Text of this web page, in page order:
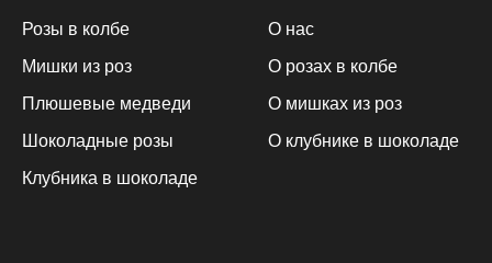
Розы в колбе
Мишки из роз
Плюшевые медведи
Шоколадные розы
Клубника в шоколаде
О нас
О розах в колбе
О мишках из роз
О клубнике в шоколаде